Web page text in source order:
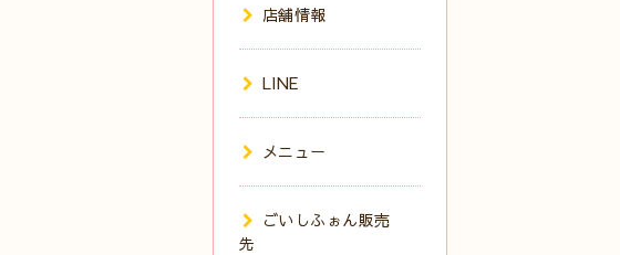
店舗情報
LINE
メニュー
ごいしふぉん販売
先